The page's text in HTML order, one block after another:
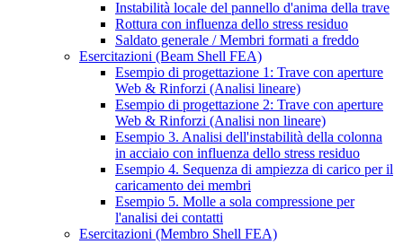
Instabilità locale del pannello d'anima della trave
Rottura con influenza dello stress residuo
Saldato generale / Membri formati a freddo
Esercitazioni (Beam Shell FEA)
Esempio di progettazione 1: Trave con aperture
Web & Rinforzi (Analisi lineare)
Esempio di progettazione 2: Trave con aperture
Web & Rinforzi (Analisi non lineare)
Esempio 3. Analisi dell'instabilità della colonna
in acciaio con influenza dello stress residuo
Esempio 4. Sequenza di ampiezza di carico per il
caricamento dei membri
Esempio 5. Molle a sola compressione per
l'analisi dei contatti
Esercitazioni (Membro Shell FEA)